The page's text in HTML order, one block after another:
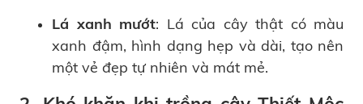
Lá xanh mướt: Lá của cây thật có màu
xanh đậm, hình dạng hẹp và dài, tạo nên
một vẻ đẹp tự nhiên và mát mẻ.